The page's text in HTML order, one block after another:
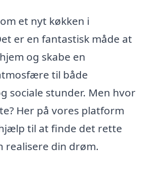
et nyt køkken i
er en fantastisk måde at
og skabe en
til både
sociale stunder. Men hvor
Her på vores platform
til at finde det rette
realisere din drøm.